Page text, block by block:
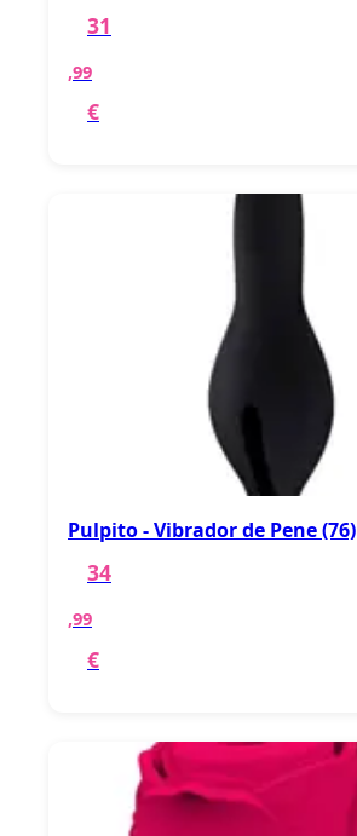
31
,99
€
Pulpito - Vibrador de Pene (76)
34
,99
€